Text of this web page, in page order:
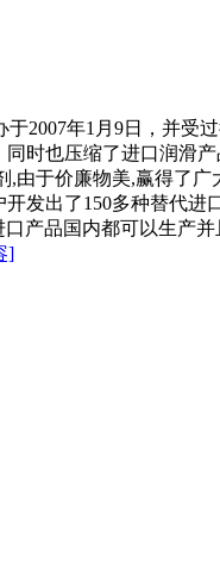
2007年1月9日，并受
时也压缩了进口润滑
由于价廉物美,赢得了
发出了150多种替代进
产品国内都可以生产
]